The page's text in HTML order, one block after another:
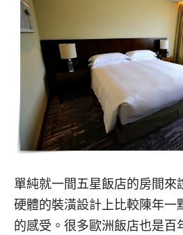
單純就一間五星飯店的房間來
硬體的裝潢設計上比較陳年一
的感受。很多歐洲飯店也是百